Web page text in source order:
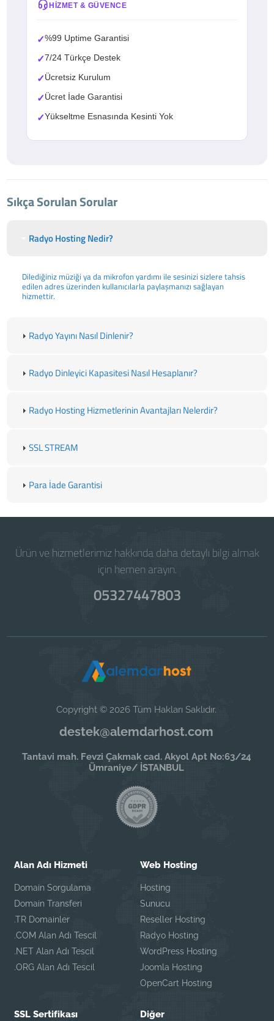
HIZMET & GÜVENCE
✓%99 Uptime Garantisi
✓7/24 Türkçe Destek
✓Ücretsiz Kurulum
✓Ücret İade Garantisi
✓Yükseltme Esnasında Kesinti Yok
Sıkça Sorulan Sorular
Radyo Hosting Nedir?
Dilediğiniz müziği ya da mikrofon yardımı ile sesinizi sizlere tahsis
edilen adres üzerinden kullanıcılarla paylaşmanızı sağlayan
hizmettir.
Radyo Yayını Nasıl Dinlenir?
Radyo Dinleyici Kapasitesi Nasıl Hesaplanır?
Radyo Hosting Hizmetlerinin Avantajları Nelerdir?
SSL STREAM
Para İade Garantisi
Ürün ve hizmetlerimiz hakkında daha detaylı bilgi almak
için hemen arayın.
05327447803
Copyright © 2026 Tüm Hakları Saklıdır.
destek@alemdarhost.com
Tantavi mah. Fevzi Çakmak cad. Akyol Apt No:63/24
Ümraniye/ İSTANBUL
Alan Adı Hizmeti
Domain Sorgulama
Domain Transferi
.TR Domainler
.COM Alan Adı Tescil
.NET Alan Adı Tescil
.ORG Alan Adı Tescil
Web Hosting
Hosting
Sunucu
Reseller Hosting
Radyo Hosting
WordPress Hosting
Joomla Hosting
OpenCart Hosting
SSL Sertifikası Diğer